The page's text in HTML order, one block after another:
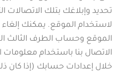
تحديد وإبلاغك بتلك الاتصالات
لاستخدام الموقع. يمكنك إلغاء
الموقع وحساب الطرف الثالث
الاتصال بنا باستخدام معلومات
خلال إعدادات حسابك (إذا كان